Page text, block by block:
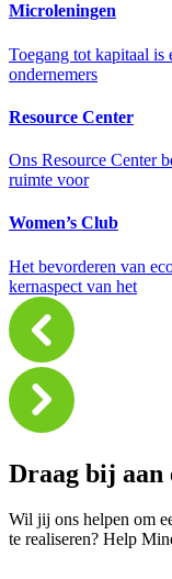
Microleningen
Toegang tot kapitaal
ondernemers
Resource Center
Ons Resource Center
ruimte voor
Women’s Club
Het bevorderen van
kernaspect van het
Draag bij aan
Wil jij ons helpen om
te realiseren? Help